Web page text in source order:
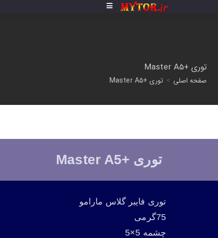
توری +Master A5
صفحه اصلی > توری +Master A5
توری +Master A5
توری فایبر گلاس مارامو
75گرمی
چشمه 5×5